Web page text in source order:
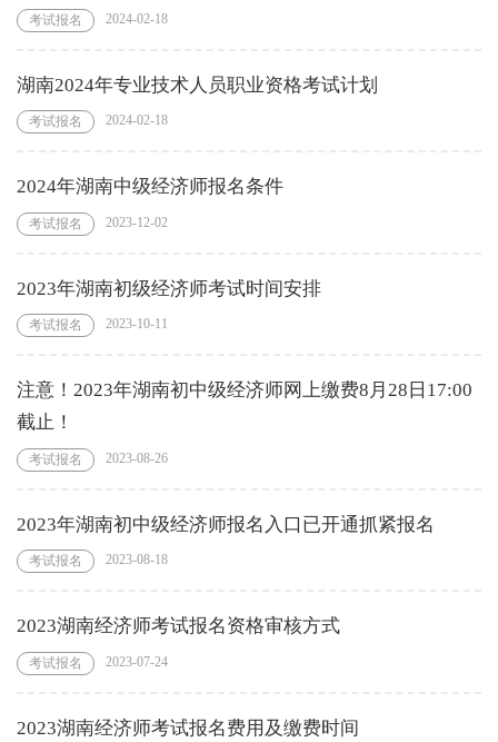
考试报名 2024-02-18
湖南2024年专业技术人员职业资格考试计划
考试报名 2024-02-18
2024年湖南中级经济师报名条件
考试报名 2023-12-02
2023年湖南初级经济师考试时间安排
考试报名 2023-10-11
注意！2023年湖南初中级经济师网上缴费8月28日17:00
截止！
考试报名 2023-08-26
2023年湖南初中级经济师报名入口已开通抓紧报名
考试报名 2023-08-18
2023湖南经济师考试报名资格审核方式
考试报名 2023-07-24
2023湖南经济师考试报名费用及缴费时间